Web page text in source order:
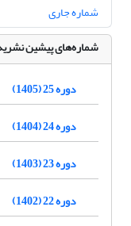
شماره جاری
شماره‌های پیشین
دوره 25 (1405)
دوره 24 (1404)
دوره 23 (1403)
دوره 22 (1402)